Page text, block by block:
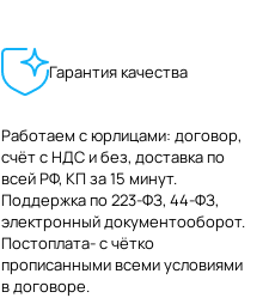
Гарантия качества
Работаем с юрлицами: договор,
счёт с НДС и без, доставка по
всей РФ, КП за 15 минут.
Поддержка по 223-ФЗ, 44-ФЗ,
электронный документооборот.
Постоплата- с чётко
прописанными всеми условиями
в договоре.